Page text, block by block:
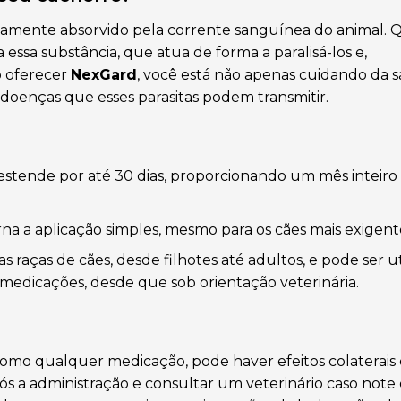
absorvido pela corrente sanguínea do animal.
substância, que atua de forma a paralisá-los e,
oferecer NexGard , você está não apenas cuidando da
que esses parasitas podem transmitir.
por até 30 dias, proporcionando um mês inteiro
a aplicação simples, mesmo para os cães mais
raças de cães, desde filhotes até adultos, e pode ser
desde que sob orientação veterinária.
qualquer medicação, pode haver efeitos colaterais
a administração e consultar um veterinário caso